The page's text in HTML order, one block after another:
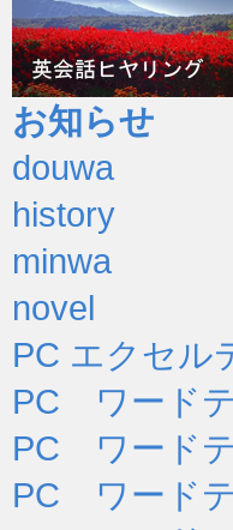
お知らせ
douwa
history
minwa
novel
PC エクセル
PC ワード
PC ワード
PC ワード